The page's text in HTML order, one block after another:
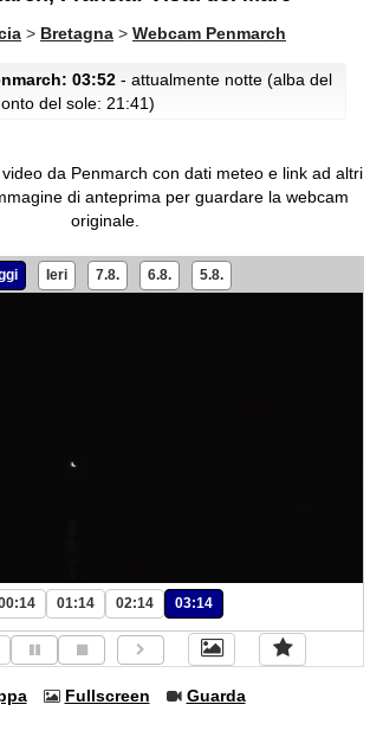
> Bretagna > Webcam Penmarch
03:52 - attualmente notte (alba del
del sole: 21:41)
da Penmarch con dati meteo e link ad altri
di anteprima per guardare la webcam
originale.
Ieri 7.8. 6.8. 5.8.
01:14 02:14 03:14
Fullscreen Guarda